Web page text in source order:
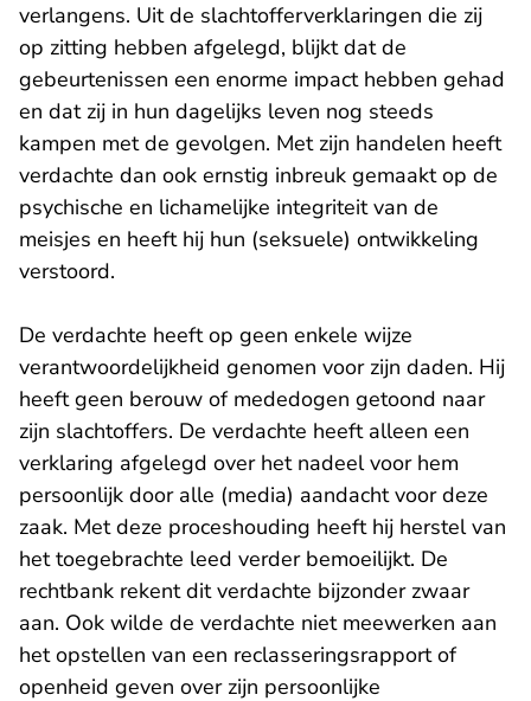
verlangens. Uit de slachtofferverklaringen die zij
op zitting hebben afgelegd, blijkt dat de
gebeurtenissen een enorme impact hebben gehad
en dat zij in hun dagelijks leven nog steeds
kampen met de gevolgen. Met zijn handelen heeft
verdachte dan ook ernstig inbreuk gemaakt op de
psychische en lichamelijke integriteit van de
meisjes en heeft hij hun (seksuele) ontwikkeling
verstoord.
De verdachte heeft op geen enkele wijze
verantwoordelijkheid genomen voor zijn daden. Hij
heeft geen berouw of mededogen getoond naar
zijn slachtoffers. De verdachte heeft alleen een
verklaring afgelegd over het nadeel voor hem
persoonlijk door alle (media) aandacht voor deze
zaak. Met deze proceshouding heeft hij herstel van
het toegebrachte leed verder bemoeilijkt. De
rechtbank rekent dit verdachte bijzonder zwaar
aan. Ook wilde de verdachte niet meewerken aan
het opstellen van een reclasseringsrapport of
openheid geven over zijn persoonlijke